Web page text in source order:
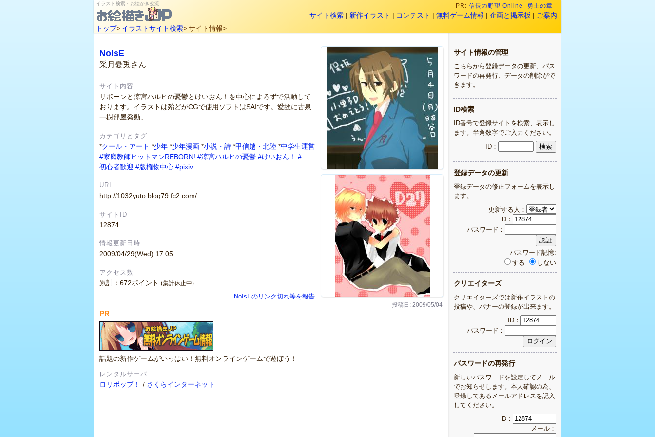
イラスト検索・お絵かき交流 PR: 信長の野望 Online -勇士の章-
サイト検索 | 新作イラスト | コンテスト | 無料ゲーム情報 | 企画と掲示板 | ご案内
トップ> イラストサイト検索>サイト情報>
投稿日: 2009/05/04
NoIsE
采月憂兎さん
サイト内容
リボーンと涼宮ハルヒの憂鬱とけいおん！を中心によろずで活動して
おります。イラストは殆どがCGで使用ソフトはSAIです。愛故に古泉
一樹部屋発動。
カテゴリとタグ
*クール・アート *少年 *少年漫画 *小説・詩 *甲信越・北陸 *中学生運営
#家庭教師ヒットマンREBORN! #涼宮ハルヒの憂鬱 #けいおん！
#
初心者歓迎 #版権物中心 #pixiv
URL
http://1032yuto.blog79.fc2.com/
サイトID
12874
情報更新日時
2009/04/29(Wed) 17:05
アクセス数
累計：672ポイント (集計休止中)
NoIsEのリンク切れ等を報告
PR
話題の新作ゲームがいっぱい！無料オンラインゲームで遊ぼう！
レンタルサーバ
ロリポップ！ / さくらインターネット
サイト情報の管理
こちらから登録データの更新、パス
ワードの再発行、データの削除がで
きます。
ID検索
ID番号で登録サイトを検索、表示し
ます。半角数字でご入力ください。
ID：
登録データの更新
登録データの修正フォームを表示し
ます。
更新する人：
ID：
パスワード：
パスワード記憶:
する
しない
クリエイターズ
クリエイターズでは新作イラストの
投稿や、バナーの登録が出来ます。
ID：
パスワード：
パスワードの再発行
新しいパスワードを設定してメール
でお知らせします。本人確認の為、
登録してあるメールアドレスを記入
してください。
ID：
メール：